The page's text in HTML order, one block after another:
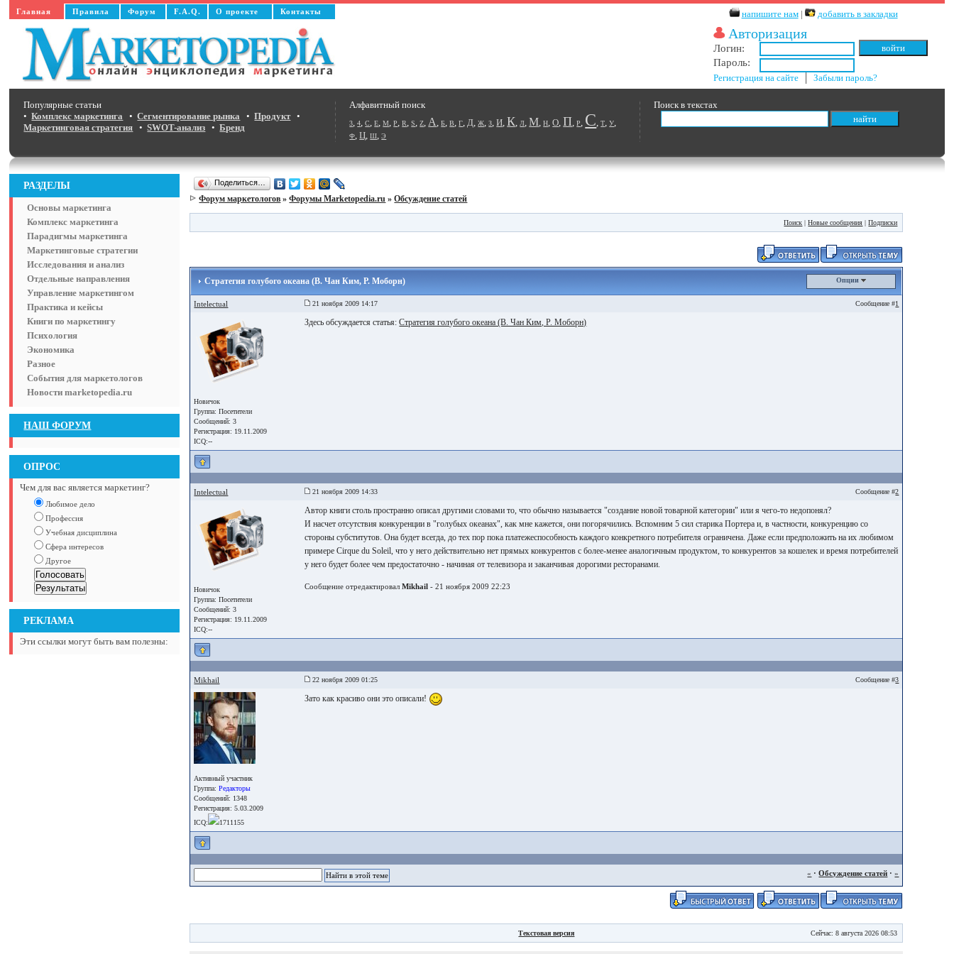
Главная Правила Форум F.A.Q. О проекте Контакты напишите нам| добавить в закладки
Авторизация
Логин:
Пароль:
Регистрация на сайте │Забыли пароль?
Поиск в текстах
Алфавитный поиск
3,4,C,E,M,P,R,S,Z,А,Б,В,Г,Д,Ж,З,И,К,Л,М,Н,О,П,Р, С,Т,У,
Ф,Ц,Ш,Э
Популярные статьи
•Комплекс маркетинга •Сегментирование рынка •Продукт•
Маркетинговая стратегия •SWOT-анализ •Бренд
РАЗДЕЛЫ
Основы маркетинга
Комплекс маркетинга
Парадигмы маркетинга
Маркетинговые стратегии
Исследования и анализ
Отдельные направления
Управление маркетингом
Практика и кейсы
Книги по маркетингу
Психология
Экономика
Разное
События для маркетологов
Новости marketopedia.ru
НАШ ФОРУМ
ОПРОС
Чем для вас является маркетинг?
Любимое дело
Профессия
Учебная дисциплина
Сфера интересов
Другое
РЕКЛАМА
Эти ссылки могут быть вам полезны:
Поделиться…
Форум маркетологов »Форумы Marketopedia.ru »Обсуждение статей
Поиск |Новые сообщения |Подписки
Стратегия голубого океана (В. Чан Ким, Р. Моборн) Опции
Intelectual 21 ноября 2009 14:17 Сообщение #1
Новичок
Группа:Посетители
Сообщений: 3
Регистрация: 19.11.2009
ICQ:--
Здесь обсуждается статья:Стратегия голубого океана (В. Чан Ким, Р. Моборн)
Intelectual 21 ноября 2009 14:33 Сообщение #2
Новичок
Группа:Посетители
Сообщений: 3
Регистрация: 19.11.2009
ICQ:--
Автор книги столь пространно описал другими словами то, что обычно называется "создание новой товарной категории" или я чего-то недопонял?
И насчет отсутствия конкуренции в "голубых океанах", как мне кажется, они погорячились. Вспомним 5 сил старика Портера и, в частности, конкуренцию со
стороны субститутов. Она будет всегда, до тех пор пока платежеспособность каждого конкретного потребителя ограничена. Даже если предположить на их любимом
примере Cirque du Soleil, что у него действительно нет прямых конкурентов с более-менее аналогичным продуктом, то конкурентов за кошелек и время потребителей
у него будет более чем предостаточно - начиная от телевизора и заканчивая дорогими ресторанами.
Сообщение отредактировалMikhail - 21 ноября 2009 22:23
Mikhail 22 ноября 2009 01:25 Сообщение #3
Активный участник
Группа:Редакторы
Сообщений: 1348
Регистрация: 5.03.2009
ICQ:
1711155
Зато как красиво они это описали!
« ·Обсуждение статей · »
Текстовая версия Сейчас: 8 августа 2026 08:53